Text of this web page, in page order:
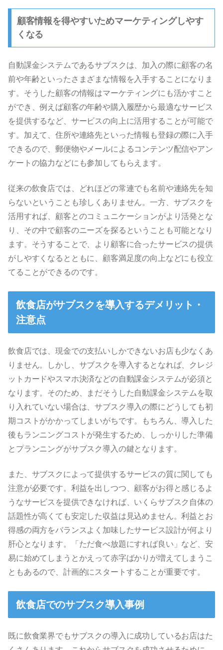
顧客情報を得やすいためマーケティングしやす
くなる
自動課金システムであるサブスクは、加入の際に顧客の名
前や年齢といったさまざまな情報を入手することになりま
す。そうした顧客の情報はマーケティングにも活かすこと
ができ、例えば顧客の年齢や購入履歴から最適なサービス
を提供するなど、サービスの向上に活用することが可能で
す。加えて、住所や連絡先といった情報も登録の際に入手
できるので、郵便物やメールによるコンテンツ配信やアン
ケートの協力などにも参加してもらえます。
従来の飲食店では、どれほどの常連でも名前や連絡先を知
らないということも珍しくありません。一方、サブスクを
活用すれば、顧客とのコミュニケーションがより活発とな
り、その中で顧客のニーズを探るということも可能となり
ます。そうすることで、より顧客に合ったサービスの提供
がしやすくなるとともに、顧客満足度の向上などにも役立
てることができるのです。
飲食店がサブスクを導入するデメリット・
注意点
飲食店では、現金での支払いしかできないお店も少なくあ
りません。しかし、サブスクを導入するとなれば、クレジ
ットカードやスマホ決済などの自動課金システムが必須と
なります。そのため、まだそうした自動課金システムを取
り入れていない場合は、サブスク導入の際にどうしても初
期コストがかかってしまいがちです。もちろん、導入した
後もランニングコストが発生するため、しっかりした準備
とプランニングがサブスク導入の鍵となります。
また、サブスクによって提供するサービスの質に関しても
注意が必要です。利益を出しつつ、顧客がお得と感じるよ
うなサービスを提供できなければ、いくらサブスク自体の
話題性が高くても安定した収益は見込めません。利益とお
得感の両方をバランスよく加味したサービス設計が何より
肝心となります。「ただ食べ放題にすれば良い」など、安
易に始めてしまうとかえって赤字ばかりが増えてしまうこ
ともあるので、計画的にスタートすることが重要です。
飲食店でのサブスク導入事例
既に飲食業界でもサブスクの導入に成功しているお店はた